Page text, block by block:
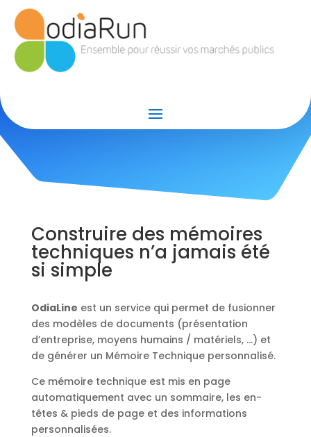
Construire des mémoires
techniques n’a jamais été
si simple
OdiaLine est un service qui permet de fusionner
des modèles de documents (présentation
d’entreprise, moyens humains / matériels, …) et
de générer un Mémoire Technique personnalisé.
Ce mémoire technique est mis en page
automatiquement avec un sommaire, les en-
têtes & pieds de page et des informations
personnalisées.